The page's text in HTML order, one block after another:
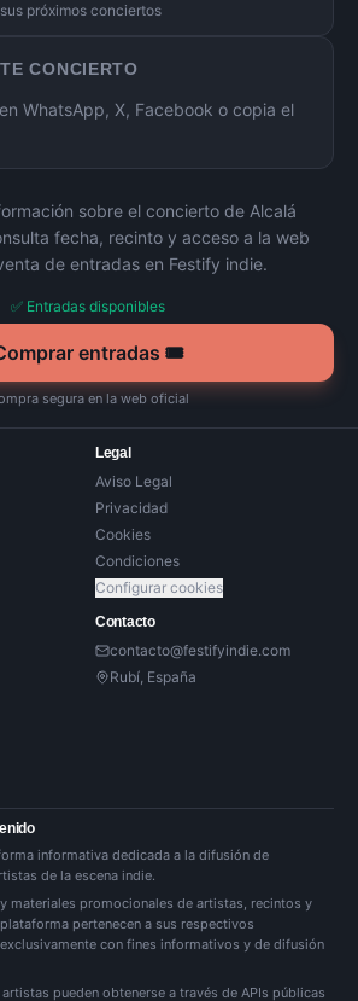
próximos conciertos
CONCIERTO
WhatsApp, X, Facebook o copia el
sobre el concierto de Alcalá
fecha, recinto y acceso a la web
de entradas en Festify indie.
✅ Entradas disponibles
entradas 🎟️
segura en la web oficial
Legal
Aviso Legal
Privacidad
Cookies
Condiciones
Configurar cookies
Contacto
contacto@festifyindie.com
Rubí, España
informativa dedicada a la difusión de
de la escena indie.
materiales promocionales de artistas, recintos y
pertenecen a sus respectivos
con fines informativos y de difusión
pueden obtenerse a través de APIs públicas